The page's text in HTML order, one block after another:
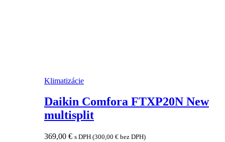
Klimatizácie
Daikin Comfora FTXP20N New
multisplit
369,00 € s DPH (300,00 € bez DPH)